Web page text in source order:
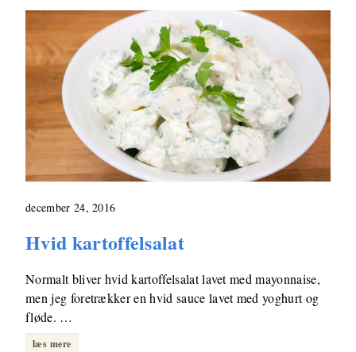
december 24, 2016
Hvid kartoffelsalat
Normalt bliver hvid kartoffelsalat lavet med mayonnaise,
men jeg foretrækker en hvid sauce lavet med yoghurt og
fløde. …
læs mere